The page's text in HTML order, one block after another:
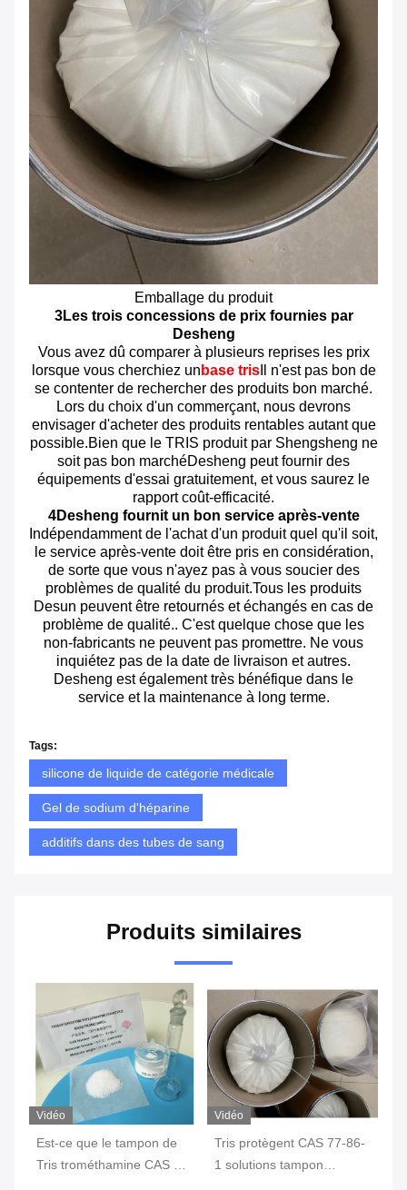
Emballage du produit
3Les trois concessions de prix fournies par
Desheng
Vous avez dû comparer à plusieurs reprises les prix
lorsque vous cherchiez un base trisIl n'est pas bon de
se contenter de rechercher des produits bon marché.
Lors du choix d'un commerçant, nous devrons
envisager d'acheter des produits rentables autant que
possible.Bien que le TRIS produit par Shengsheng ne
soit pas bon marchéDesheng peut fournir des
équipements d'essai gratuitement, et vous saurez le
rapport coût-efficacité.
4Desheng fournit un bon service après-vente
Indépendamment de l'achat d'un produit quel qu'il soit,
le service après-vente doit être pris en considération,
de sorte que vous n'ayez pas à vous soucier des
problèmes de qualité du produit.Tous les produits
Desun peuvent être retournés et échangés en cas de
problème de qualité.. C'est quelque chose que les
non-fabricants ne peuvent pas promettre. Ne vous
inquiétez pas de la date de livraison et autres.
Desheng est également très bénéfique dans le
service et la maintenance à long terme.
Tags:
silicone de liquide de catégorie médicale
Gel de sodium d'héparine
additifs dans des tubes de sang
Produits similaires
Vidéo
Est-ce que le tampon de
Tris trométhamine CAS 77-
Vidéo
Tris protègent CAS 77-86-
1 solutions tampon